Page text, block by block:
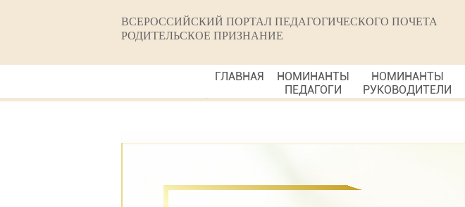
ВСЕРОССИЙСКИЙ ПОРТАЛ ПЕДАГОГИЧЕСКОГО ПОЧЕТА
РОДИТЕЛЬСКОЕ ПРИЗНАНИЕ
ГЛАВНАЯ
НОМИНАНТЫ
ПЕДАГОГИ
НОМИНАНТЫ
РУКОВОДИТЕЛИ